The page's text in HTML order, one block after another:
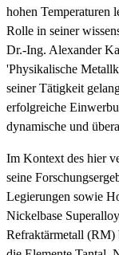
hohen Temperaturen
Rolle in seiner
Dr.-Ing. Alexander
'Physikalische
seiner Tätigkeit
erfolgreiche
dynamische und
Im Kontext des hier
seine
Legierungen sowie
Nickelbase
Refraktärmetall (RM)